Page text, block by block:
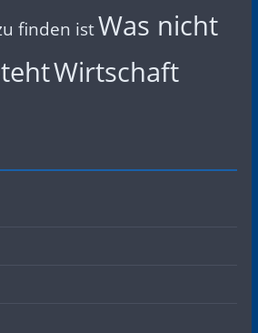
finden istWas nicht
Wirtschaft